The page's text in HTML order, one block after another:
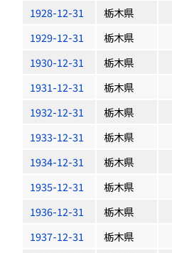
1928-12-31
栃木県
1929-12-31
栃木県
1930-12-31
栃木県
1931-12-31
栃木県
1932-12-31
栃木県
1933-12-31
栃木県
1934-12-31
栃木県
1935-12-31
栃木県
1936-12-31
栃木県
1937-12-31
栃木県